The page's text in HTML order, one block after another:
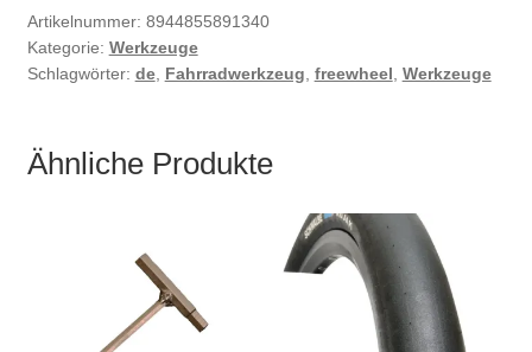
Artikelnummer: 8944855891340
Kategorie: Werkzeuge
Schlagwörter: de, Fahrradwerkzeug freewheel Werkzeuge
Ähnliche Produkte